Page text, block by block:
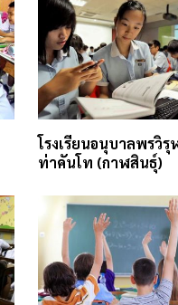
โรงเรียนอนุบาลพรวิรุ
ท่าคันโท (กาฬสินธุ์)